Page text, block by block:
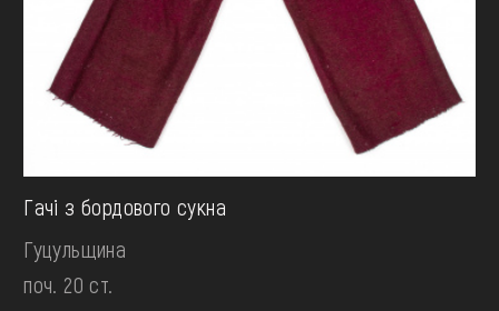
Гачі з бордового сукна
Гуцульщина
поч. 20 ст.